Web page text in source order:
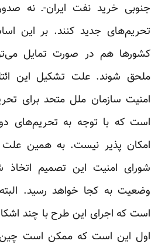
جنوبی خرید نفت ایران-ـ نه
تحریم‌های جدید کنند. بر این
کشور‌ها هم در صورت تمایل
ملحق شوند. علت تشکیل این
امنیت سازمان ملل متحد برای
است که با توجه به تحریم‌های
امکان پذیر نیست. به همین
شورای امنیت این تصمیم اتخاذ
وضعیت به کجا خواهد رسید.
است که اجرای این طرح با چند
اول این است که ممکن است